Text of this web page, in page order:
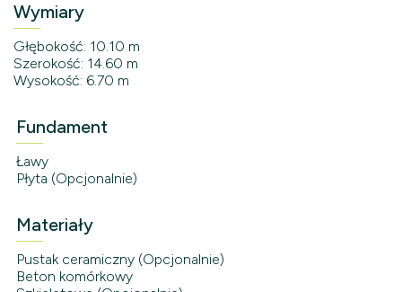
Wymiary
Głębokość: 10.10 m
Szerokość: 14.60 m
Wysokość: 6.70 m
Fundament
Ławy
Płyta (Opcjonalnie)
Materiały
Pustak ceramiczny (Opcjonalnie)
Beton komórkowy